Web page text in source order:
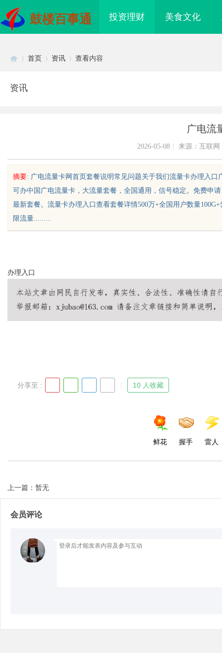
鼓楼百事通 投资理财 美食文化
sc
Bo
首页 资讯 查看内容
资讯
广电流
2026-05-08 来源：互联网
摘要: 广电流量卡网首页套餐说明常见问题关于我们流量卡办理入
可办中国广电流量卡，大流量套餐，全国通用，信号稳定。免费申
最新套餐。流量卡办理入口查看套餐详情500万+全国用户数量
限流量.........
办理 入口
分享至 : 10 人收藏
鲜花 握手 雷人
上一篇：暂无
会员评论
配眼镜